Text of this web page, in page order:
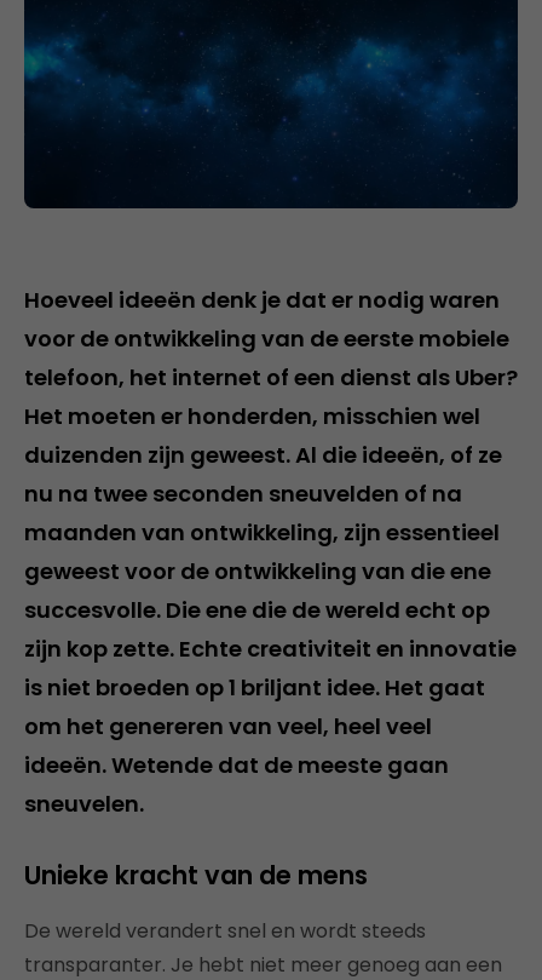
Hoeveel ideeën denk je dat er nodig waren
voor de ontwikkeling van de eerste mobiele
telefoon, het internet of een dienst als Uber?
Het moeten er honderden, misschien wel
duizenden zijn geweest. Al die ideeën, of ze
nu na twee seconden sneuvelden of na
maanden van ontwikkeling, zijn essentieel
geweest voor de ontwikkeling van die ene
succesvolle. Die ene die de wereld echt op
zijn kop zette. Echte creativiteit en innovatie
is niet broeden op 1 briljant idee. Het gaat
om het genereren van veel, heel veel
ideeën. Wetende dat de meeste gaan
sneuvelen.
Unieke kracht van de mens
De wereld verandert snel en wordt steeds
transparanter. Je hebt niet meer genoeg aan een